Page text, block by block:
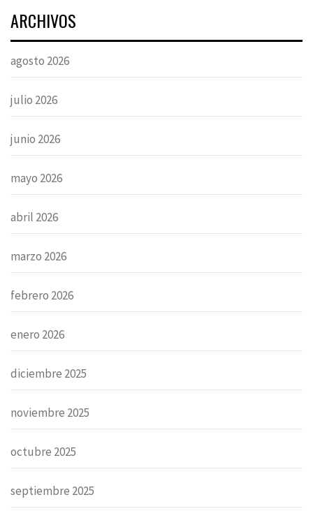
ARCHIVOS
agosto 2026
julio 2026
junio 2026
mayo 2026
abril 2026
marzo 2026
febrero 2026
enero 2026
diciembre 2025
noviembre 2025
octubre 2025
septiembre 2025